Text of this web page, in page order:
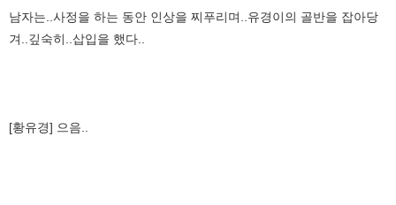
남자는..사정을 하는 동안 인상을 찌푸리며..유경이의 골반을 잡아당
겨..깊숙히..삽입을 했다..
[황유경] 으음..